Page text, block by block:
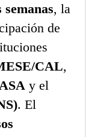
semanas, la
de
CAL,
y el
. El